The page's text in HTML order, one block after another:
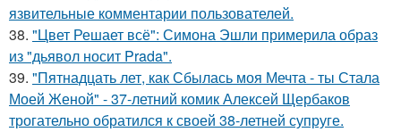
язвительные комментарии пользователей.
38. "Цвет Решает всё": Симона Эшли примерила образ
из "дьявол носит Prada".
39. "Пятнадцать лет, как Сбылась моя Мечта - ты Стала
Моей Женой" - 37-летний комик Алексей Щербаков
трогательно обратился к своей 38-летней супруге.